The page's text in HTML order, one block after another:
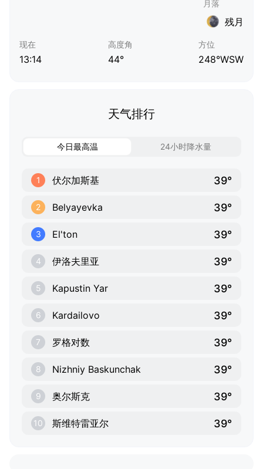
残月
现在
13:14
高度角
44°
方位
248°WSW
天气排行
今日最高温 24小时降水量
1 伏尔加斯基 39°
2 Belyayevka 39°
3 El'ton 39°
4 伊洛夫里亚 39°
5 Kapustin Yar 39°
6 Kardailovo 39°
7 罗格对数 39°
8 Nizhniy Baskunchak 39°
9 奥尔斯克 39°
10 斯维特雷亚尔 39°